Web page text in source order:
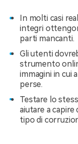
In molti casi
integri
parti mancanti.
Gli utenti
strumento
immagini in cui
perse.
Testare lo
aiutare a
tipo di